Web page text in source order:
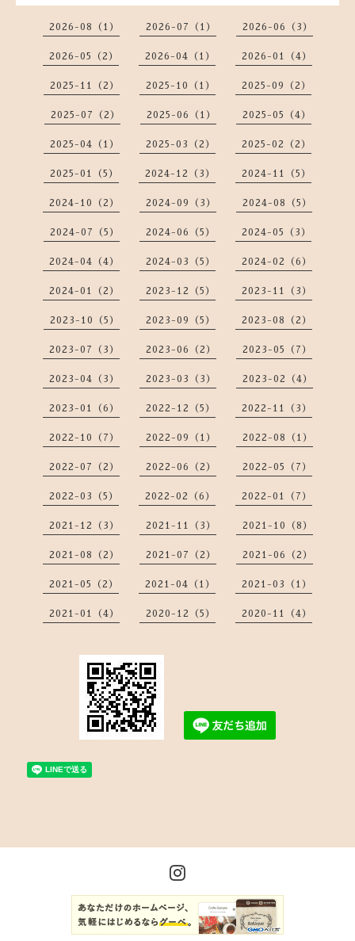
2026-08（1） 2026-07（1） 2026-06（3）
2026-05（2） 2026-04（1） 2026-01（4）
2025-11（2） 2025-10（1） 2025-09（2）
2025-07（2） 2025-06（1） 2025-05（4）
2025-04（1） 2025-03（2） 2025-02（2）
2025-01（5） 2024-12（3） 2024-11（5）
2024-10（2） 2024-09（3） 2024-08（5）
2024-07（5） 2024-06（5） 2024-05（3）
2024-04（4） 2024-03（5） 2024-02（6）
2024-01（2） 2023-12（5） 2023-11（3）
2023-10（5） 2023-09（5） 2023-08（2）
2023-07（3） 2023-06（2） 2023-05（7）
2023-04（3） 2023-03（3） 2023-02（4）
2023-01（6） 2022-12（5） 2022-11（3）
2022-10（7） 2022-09（1） 2022-08（1）
2022-07（2） 2022-06（2） 2022-05（7）
2022-03（5） 2022-02（6） 2022-01（7）
2021-12（3） 2021-11（3） 2021-10（8）
2021-08（2） 2021-07（2） 2021-06（2）
2021-05（2） 2021-04（1） 2021-03（1）
2021-01（4） 2020-12（5） 2020-11（4）